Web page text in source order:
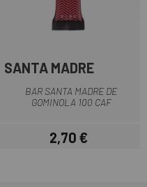
SANTA MADRE
BAR SANTA MADRE DE
GOMINOLA 100 CAF
Prix
2,70 €